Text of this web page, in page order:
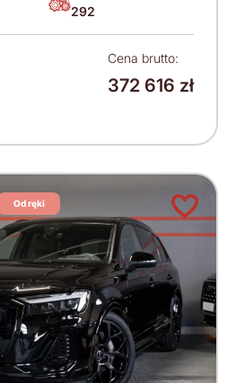
292
Cena brutto:
372 616 zł
Od ręki